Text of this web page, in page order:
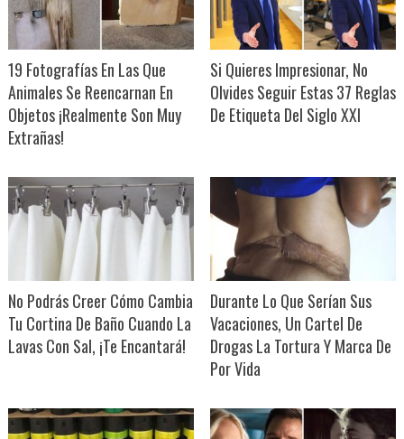
19 Fotografías En Las Que
Animales Se Reencarnan En
Objetos ¡Realmente Son Muy
Extrañas!
Si Quieres Impresionar, No
Olvides Seguir Estas 37 Reglas
De Etiqueta Del Siglo XXI
No Podrás Creer Cómo Cambia
Tu Cortina De Baño Cuando La
Lavas Con Sal, ¡Te Encantará!
Durante Lo Que Serían Sus
Vacaciones, Un Cartel De
Drogas La Tortura Y Marca De
Por Vida